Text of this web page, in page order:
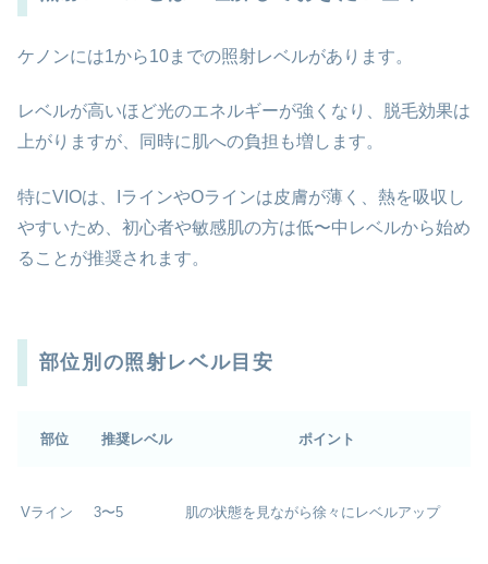
ケノンには1から10までの照射レベルがあります。
レベルが高いほど光のエネルギーが強くなり、脱毛効果は
上がりますが、同時に肌への負担も増します。
特にVIOは、IラインやOラインは皮膚が薄く、熱を吸収し
やすいため、初心者や敏感肌の方は低〜中レベルから始め
ることが推奨されます。
部位別の照射レベル目安
部位 推奨レベル ポイント
Vライン 3〜5 肌の状態を見ながら徐々にレベルアップ